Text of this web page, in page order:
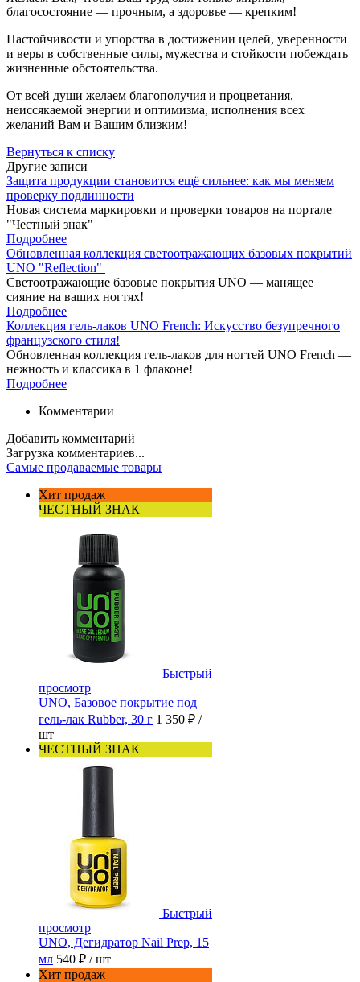
благосостояние — прочным, а здоровье — крепким!
Настойчивости и упорства в достижении целей, уверенности
и веры в собственные силы, мужества и стойкости побеждать
жизненные обстоятельства.
От всей души желаем благополучия и процветания,
неиссякаемой энергии и оптимизма, исполнения всех
желаний Вам и Вашим близким!
Вернуться к списку
Другие записи
Защита продукции становится ещё сильнее: как мы меняем
проверку подлинности
Новая система маркировки и проверки товаров на портале
"Честный знак"
Подробнее
Обновленная коллекция светоотражающих базовых покрытий
UNO "Reflection"
Cветоотражающие базовые покрытия UNO — манящее
сияние на ваших ногтях!
Подробнее
Коллекция гель-лаков UNO French: Искусство безупречного
французского стиля!
Обновленная коллекция гель-лаков для ногтей UNO French —
нежность и классика в 1 флаконе!
Подробнее
Комментарии
Добавить комментарий
Загрузка комментариев...
Самые продаваемые товары
Хит продаж
ЧЕСТНЫЙ ЗНАК
Быстрый
просмотр
UNO, Базовое покрытие под
гель-лак Rubber, 30 г 1 350 ₽ /
шт
ЧЕСТНЫЙ ЗНАК
Быстрый
просмотр
UNO, Дегидратор Nail Prep, 15
мл 540 ₽ / шт
Хит продаж